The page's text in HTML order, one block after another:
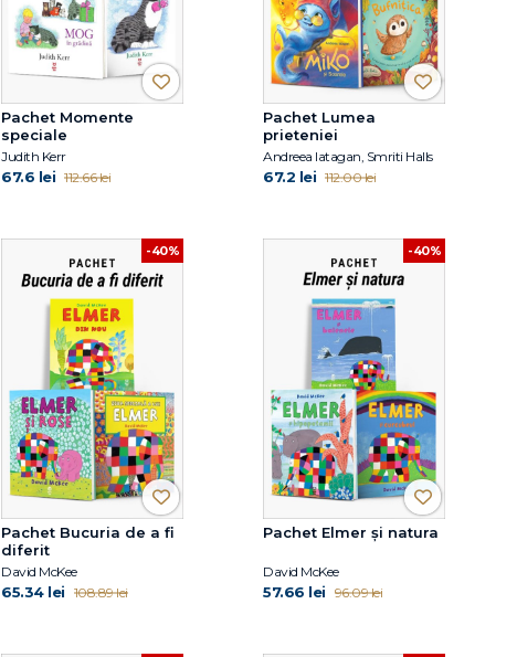
Pachet Momente
speciale
Judith Kerr
67.6 lei 112.66 lei
Pachet Lumea
prieteniei
Andreea Iatagan, Smriti Halls
67.2 lei 112.00 lei
-40%
Pachet Bucuria de a fi
diferit
David McKee
65.34 lei 108.89 lei
-40%
Pachet Elmer și natura
David McKee
57.66 lei 96.09 lei